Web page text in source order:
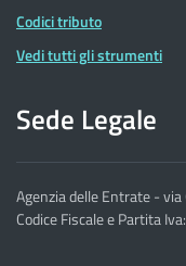
Codici tributo
Vedi tutti gli strumenti
Sede Legale
Agenzia delle Entrate -
Codice Fiscale e Partita